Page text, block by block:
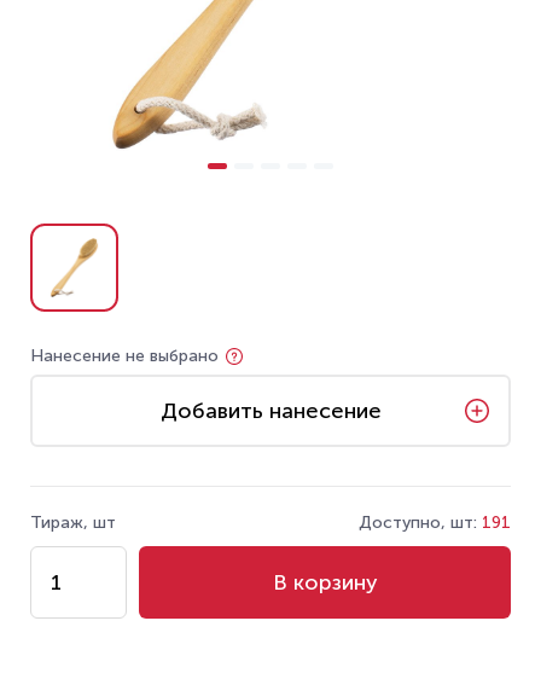
Нанесение не выбрано
Добавить нанесение
Тираж, шт Доступно, шт: 191
В корзину